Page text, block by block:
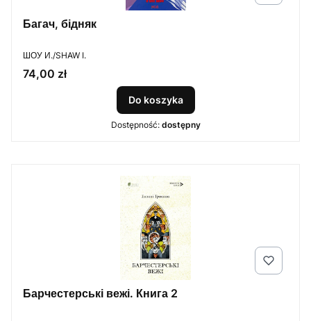
Багач, бідняк
PRODUCENT
ШОУ И./SHAW I.
Cena
74,00 zł
Do koszyka
Dostępność: dostępny
Барчестерські вежі. Книга 2